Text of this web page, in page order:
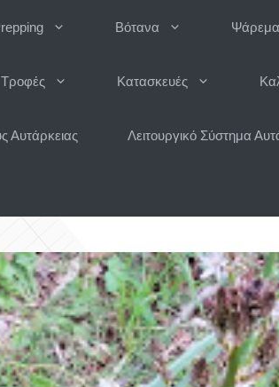
Βότανα Ψάρεμα
Κατασκευές
Αυτάρκειας Λειτουργικό Σύστημα